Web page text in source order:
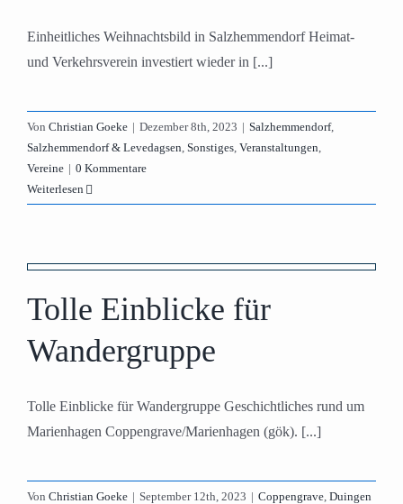
Einheitliches Weihnachtsbild in Salzhemmendorf Heimat-
und Verkehrsverein investiert wieder in [...]
Von Christian Goeke | Dezember 8th, 2023 | Salzhemmendorf,
Salzhemmendorf & Levedagsen, Sonstiges, Veranstaltungen,
Vereine | 0 Kommentare
Weiterlesen
Tolle Einblicke für
Wandergruppe
Tolle Einblicke für Wandergruppe Geschichtliches rund um
Marienhagen Coppengrave/Marienhagen (gök). [...]
Von Christian Goeke | September 12th, 2023 | Coppengrave, Duingen